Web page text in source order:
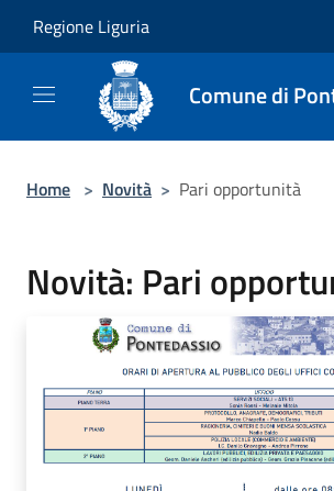
Regione Liguria
Comune di
Home > Novità > Pari opportunità
Novità: Pari